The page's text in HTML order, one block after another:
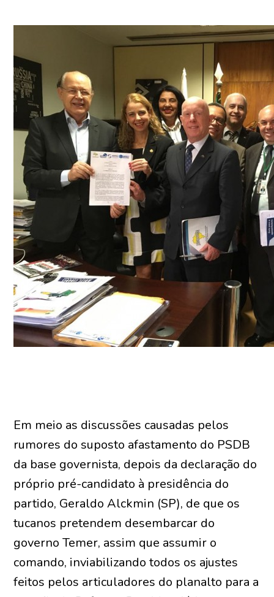
Em meio as discussões causadas pelos
rumores do suposto afastamento do PSDB
da base governista, depois da declaração do
próprio pré-candidato à presidência do
partido, Geraldo Alckmin (SP), de que os
tucanos pretendem desembarcar do
governo Temer, assim que assumir o
comando, inviabilizando todos os ajustes
feitos pelos articuladores do planalto para a